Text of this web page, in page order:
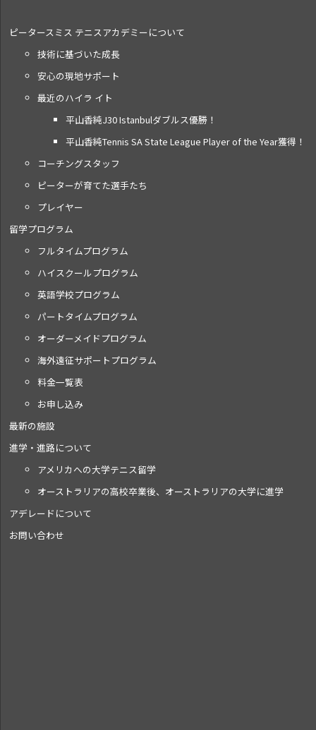
ピータースミス テニスアカデミーについて
技術に基づいた成長
安心の現地サポート
最近のハイラ イト
平山香純J30 Istanbulダブルス優勝！
平山香純Tennis SA State League Player of the Year獲得！
コーチングスタッフ
ピーターが育てた選手たち
プレイヤー
留学プログラム
フルタイムプログラム
ハイスクールプログラム
英語学校プログラム
パートタイムプログラム
オーダーメイドプログラム
海外遠征サポートプログラム
料金一覧表
お申し込み
最新の施設
進学・進路について
アメリカへの大学テニス留学
オーストラリアの高校卒業後、オーストラリアの大学に進学
アデレードについて
お問い合わせ